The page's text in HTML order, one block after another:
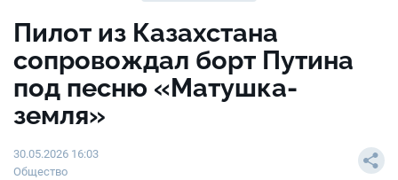
Пилот из Казахстана
сопровождал борт Путина
под песню «Матушка-
земля»
30.05.2026 16:03
Общество